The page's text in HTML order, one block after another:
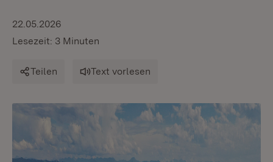
22.05.2026
Lesezeit: 3 Minuten
Teilen Text vorlesen